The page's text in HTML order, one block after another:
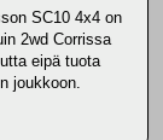
SC10 4x4 on
2wd Corrissa
eipä tuota
joukkoon.